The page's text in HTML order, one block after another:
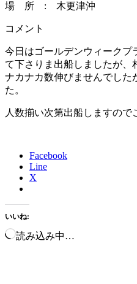
場 所 : 木更津沖
コメント
今日はゴールデンウィークプ
て下さりま出船しましたが、
ナカナカ数伸びませんでした
た。
人数揃い次第出船しますので
Facebook
Line
X
いいね:
読み込み中…